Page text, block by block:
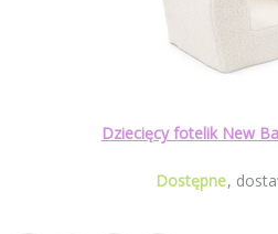
Dziecięcy fotelik New
Dostępne